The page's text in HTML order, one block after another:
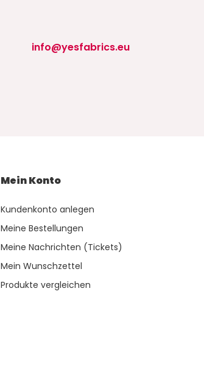
info@yesfabrics.eu
Mein Konto
Kundenkonto anlegen
Meine Bestellungen
Meine Nachrichten (Tickets)
Mein Wunschzettel
Produkte vergleichen